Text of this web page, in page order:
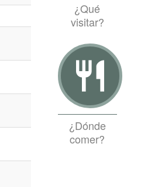
¿Qué
visitar?
restaurant
¿Dónde
comer?